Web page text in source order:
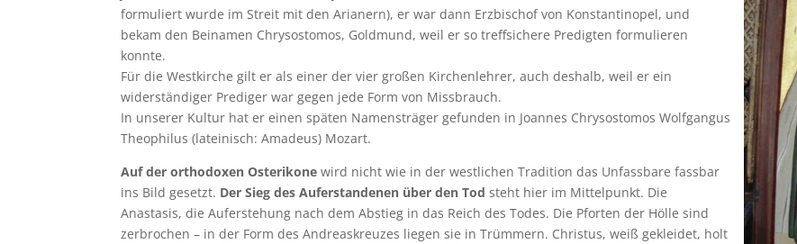
formuliert wurde im Streit mit den Arianern), er war dann Erzbischof von Konstantinopel, und
bekam den Beinamen Chrysostomos, Goldmund, weil er so treffsichere Predigten formulieren
konnte.
Für die Westkirche gilt er als einer der vier großen Kirchenlehrer, auch deshalb, weil er ein
widerständiger Prediger war gegen jede Form von Missbrauch.
In unserer Kultur hat er einen späten Namensträger gefunden in Joannes Chrysostomos Wolfgangus
Theophilus (lateinisch: Amadeus) Mozart.
Auf der orthodoxen Osterikone wird nicht wie in der westlichen Tradition das Unfassbare fassbar
ins Bild gesetzt. Der Sieg des Auferstandenen über den Tod steht hier im Mittelpunkt. Die
Anastasis, die Auferstehung nach dem Abstieg in das Reich des Todes. Die Pforten der Hölle sind
zerbrochen – in der Form des Andreaskreuzes liegen sie in Trümmern. Christus, weiß gekleidet, holt